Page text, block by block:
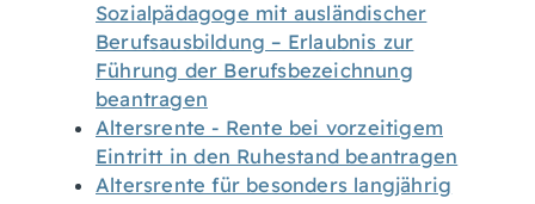
Sozialpädagoge mit ausländischer
Berufsausbildung – Erlaubnis zur
Führung der Berufsbezeichnung
beantragen
Altersrente - Rente bei vorzeitigem
Eintritt in den Ruhestand beantragen
Altersrente für besonders langjährig